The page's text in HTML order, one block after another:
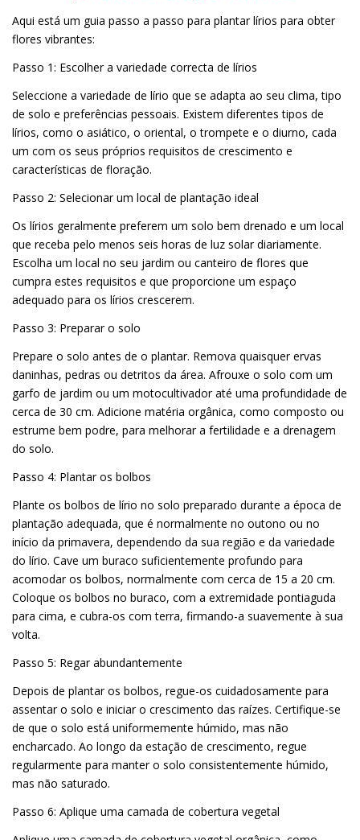
Aqui está um guia passo a passo para plantar lírios para obter
flores vibrantes:
Passo 1: Escolher a variedade correcta de lírios
Seleccione a variedade de lírio que se adapta ao seu clima, tipo
de solo e preferências pessoais. Existem diferentes tipos de
lírios, como o asiático, o oriental, o trompete e o diurno, cada
um com os seus próprios requisitos de crescimento e
características de floração.
Passo 2: Selecionar um local de plantação ideal
Os lírios geralmente preferem um solo bem drenado e um local
que receba pelo menos seis horas de luz solar diariamente.
Escolha um local no seu jardim ou canteiro de flores que
cumpra estes requisitos e que proporcione um espaço
adequado para os lírios crescerem.
Passo 3: Preparar o solo
Prepare o solo antes de o plantar. Remova quaisquer ervas
daninhas, pedras ou detritos da área. Afrouxe o solo com um
garfo de jardim ou um motocultivador até uma profundidade de
cerca de 30 cm. Adicione matéria orgânica, como composto ou
estrume bem podre, para melhorar a fertilidade e a drenagem
do solo.
Passo 4: Plantar os bolbos
Plante os bolbos de lírio no solo preparado durante a época de
plantação adequada, que é normalmente no outono ou no
início da primavera, dependendo da sua região e da variedade
do lírio. Cave um buraco suficientemente profundo para
acomodar os bolbos, normalmente com cerca de 15 a 20 cm.
Coloque os bolbos no buraco, com a extremidade pontiaguda
para cima, e cubra-os com terra, firmando-a suavemente à sua
volta.
Passo 5: Regar abundantemente
Depois de plantar os bolbos, regue-os cuidadosamente para
assentar o solo e iniciar o crescimento das raízes. Certifique-se
de que o solo está uniformemente húmido, mas não
encharcado. Ao longo da estação de crescimento, regue
regularmente para manter o solo consistentemente húmido,
mas não saturado.
Passo 6: Aplique uma camada de cobertura vegetal